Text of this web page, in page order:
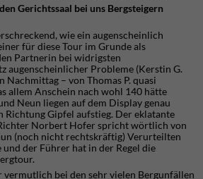
Gerichtssaal bei uns Bergsteigern
wie ein augenscheinlich
für diese Tour im Grunde als
Partnerin bei widrigsten
augenscheinlicher Probleme (Kerstin G.
Nachmittag – von Thomas P. quasi
allem Anschein nach wohl 140 hätte
Neun liegen auf dem Display genau
Richtung Gipfel aufstieg. Der eklatante
Norbert Hofer spricht wörtlich von
(noch nicht rechtskräftig) Verurteilten
der Führer hat in der Regel die
vermutlich bei den sehr vielen Bergunfällen